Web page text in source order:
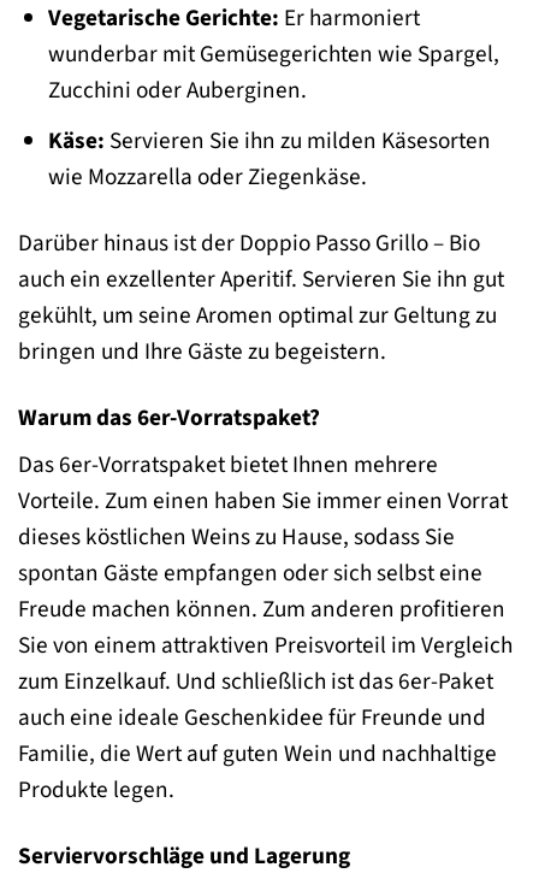
Vegetarische Gerichte: Er harmoniert
wunderbar mit Gemüsegerichten wie Spargel,
Zucchini oder Auberginen.
Käse: Servieren Sie ihn zu milden Käsesorten
wie Mozzarella oder Ziegenkäse.
Darüber hinaus ist der Doppio Passo Grillo – Bio
auch ein exzellenter Aperitif. Servieren Sie ihn gut
gekühlt, um seine Aromen optimal zur Geltung zu
bringen und Ihre Gäste zu begeistern.
Warum das 6er-Vorratspaket?
Das 6er-Vorratspaket bietet Ihnen mehrere
Vorteile. Zum einen haben Sie immer einen Vorrat
dieses köstlichen Weins zu Hause, sodass Sie
spontan Gäste empfangen oder sich selbst eine
Freude machen können. Zum anderen profitieren
Sie von einem attraktiven Preisvorteil im Vergleich
zum Einzelkauf. Und schließlich ist das 6er-Paket
auch eine ideale Geschenkidee für Freunde und
Familie, die Wert auf guten Wein und nachhaltige
Produkte legen.
Serviervorschläge und Lagerung